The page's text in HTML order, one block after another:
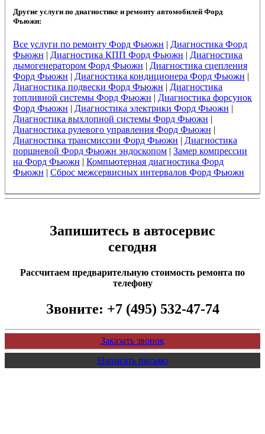
Другие услуги по диагностике и ремонту автомобилей Форд
Фьюжн:
Все услуги по ремонту Форд Фьюжн | Диагностика Форд
Фьюжн | Диагностика КПП Форд Фьюжн | Диагностика
дымогенератором Форд Фьюжн | Диагностика сцепления
Форд Фьюжн | Диагностика кондиционера Форд Фьюжн |
Диагностика подвески Форд Фьюжн | Диагностика
топливной системы Форд Фьюжн | Диагностика форсунок
Форд Фьюжн | Диагностика электрики Форд Фьюжн |
Диагностика выхлопной системы Форд Фьюжн |
Диагностика рулевого управления Форд Фьюжн |
Диагностика трансмиссии Форд Фьюжн | Диагностика
поршневой Форд Фьюжн эндоскопом| Замер компрессии
на Форд Фьюжн | Компьютерная диагностика Форд
Фьюжн | Сброс межсервисных интервалов Форд Фьюжн
Запишитесь в автосервис
сегодня
Рассчитаем предварительную стоимость ремонта по
телефону
Звоните: +7 (495) 532-47-74
Заказать звонок
Написать письмо